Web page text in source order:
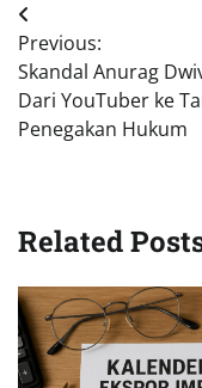
Navigasi
pos
Previous:
Skandal Anurag
Dari YouTuber ke
Penegakan Hukum
Related